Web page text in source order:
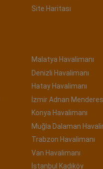
Site Haritası
Malatya Havalimanı
Denizli Havalimanı
Hatay Havalimanı
İzmir Adnan
Konya Havalimanı
Muğla Dalaman
Trabzon Havalimanı
Van Havalimanı
İstanbul Kadıköy